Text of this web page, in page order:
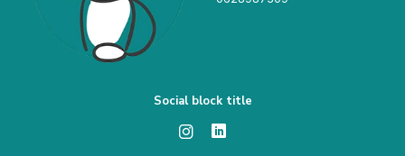
Social block title